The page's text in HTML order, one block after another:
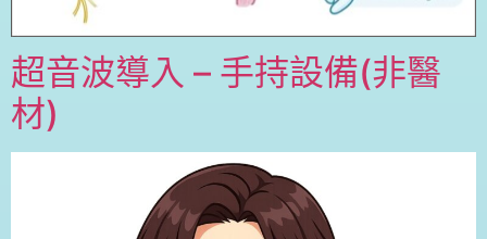
超音波導入 – 手持設備(非醫
材)